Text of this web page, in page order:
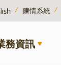
陳情系統
務資訊